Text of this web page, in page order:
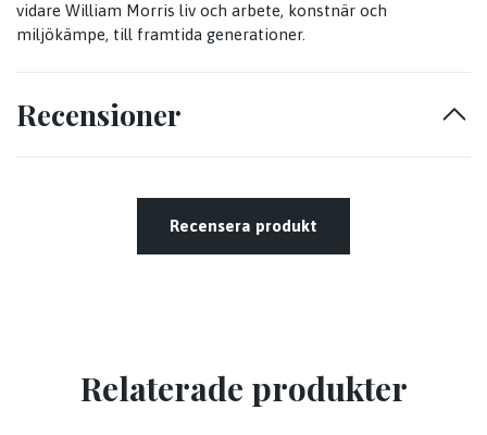
vidare William Morris liv och arbete, konstnär och
miljökämpe, till framtida generationer.
Recensioner
Recensera produkt
Relaterade produkter